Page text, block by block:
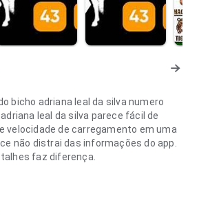
bicho adriana leal da silva numero
leal da silva parece fácil de
velocidade de carregamento em uma
não distrai das informações do app.
faz diferença.
de navegação antes de decidir
distrai das informações do app.